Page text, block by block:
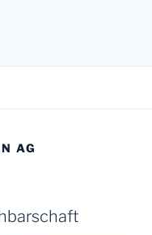
AG